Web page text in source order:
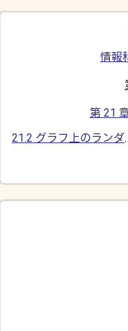
情報
第 21
21.2 グラ